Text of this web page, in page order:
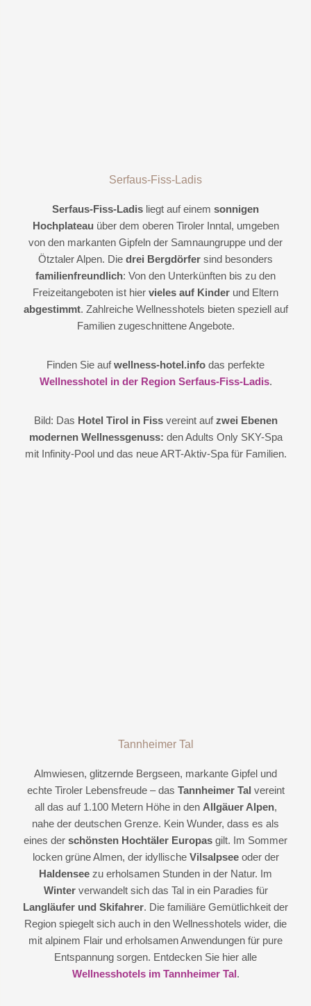
Serfaus-Fiss-Ladis
Serfaus-Fiss-Ladis liegt auf einem sonnigen
Hochplateau über dem oberen Tiroler Inntal, umgeben
von den markanten Gipfeln der Samnaungruppe und der
Ötztaler Alpen. Die drei Bergdörfer sind besonders
familienfreundlich: Von den Unterkünften bis zu den
Freizeitangeboten ist hier vieles auf Kinder und Eltern
abgestimmt. Zahlreiche Wellnesshotels bieten speziell auf
Familien zugeschnittene Angebote.
Finden Sie aufwellness-hotel.info das perfekte
Wellnesshotel in der Region Serfaus-Fiss-Ladis.
Bild: Das Hotel Tirol in Fiss vereint aufzwei Ebenen
modernen Wellnessgenuss: den Adults Only SKY-Spa
mit Infinity-Pool und das neue ART-Aktiv-Spa für Familien.
Tannheimer Tal
Almwiesen, glitzernde Bergseen, markante Gipfel und
echte Tiroler Lebensfreude – das Tannheimer Tal vereint
all das auf 1.100 Metern Höhe in den Allgäuer Alpen,
nahe der deutschen Grenze. Kein Wunder, dass es als
eines der schönsten Hochtäler Europas gilt. Im Sommer
locken grüne Almen, der idyllische Vilsalpsee oder der
Haldensee zu erholsamen Stunden in der Natur. Im
Winterverwandelt sich das Tal in ein Paradies für
Langläufer und Skifahrer. Die familiäre Gemütlichkeit der
Region spiegelt sich auch in den Wellnesshotels wider, die
mit alpinem Flair und erholsamen Anwendungen für pure
Entspannung sorgen. Entdecken Sie hier alle
Wellnesshotels im Tannheimer Tal .